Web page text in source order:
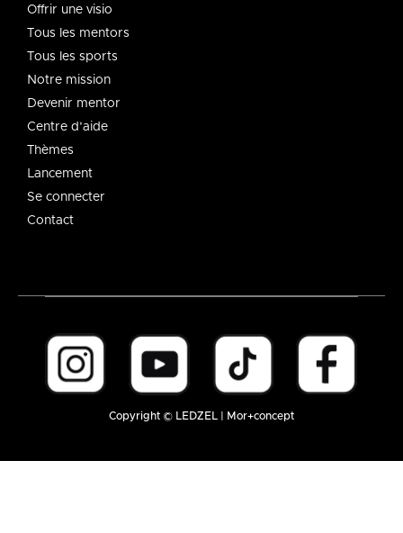
Offrir une visio
Tous les mentors
Tous les sports
Notre mission
Devenir mentor
Centre d'aide
Thèmes
Lancement
Se connecter
Contact
Copyright © LEDZEL | Mor+concept